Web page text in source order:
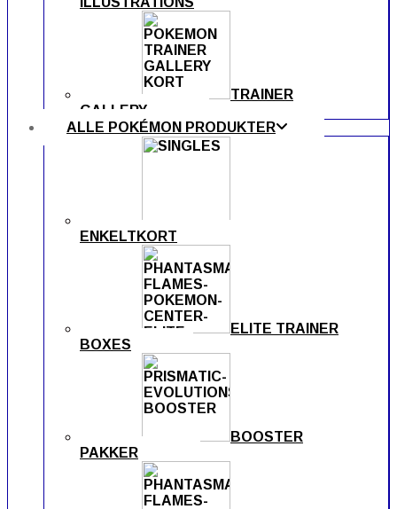
TRAINER
GALLERY
ALLE POKÉMON PRODUKTER
ENKELTKORT
ELITE TRAINER
BOXES
BOOSTER
PAKKER